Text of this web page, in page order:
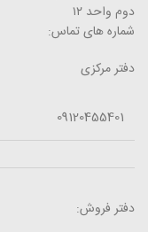
دوم واحد ۱۲
شماره های تماس:
دفتر مرکزی
09120455401
دفتر فروش: